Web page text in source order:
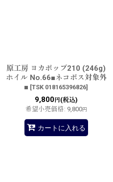
原工房 ヨカポップ210 (246g)
ホイル No.66■ネコポス対象外
■ [TSK 018165396826]
9,800円(税込)
希望小売価格: 9,800円
カートに入れる